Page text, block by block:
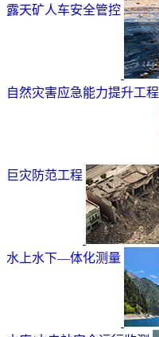
露天矿人车安全管控
自然灾害应急能力提升工程
巨灾防范工程
水上水下—体化测量